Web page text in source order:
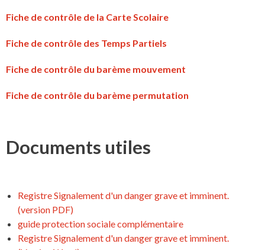
Fiche de contrôle de la Carte Scolaire
Fiche de contrôle des Temps Partiels
Fiche de contrôle du barème mouvement
Fiche de contrôle du barème permutation
Documents utiles
Registre Signalement d'un danger grave et imminent.
(version PDF)
guide protection sociale complémentaire
Registre Signalement d'un danger grave et imminent.